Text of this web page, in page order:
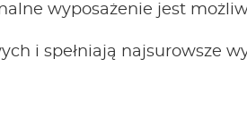
wyposażenie jest
i spełniają najsurowsze